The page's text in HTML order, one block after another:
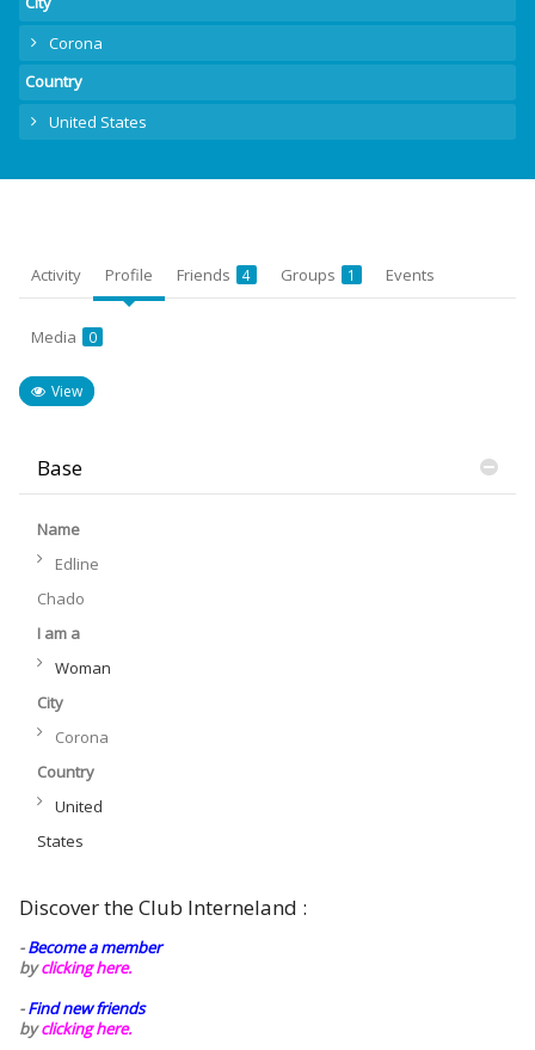
Corona
Country
United States
Activity Profile Friends 4 Groups 1 Events
Media 0
View
Base
Name
Edline
Chado
I am a
Woman
City
Corona
Country
United
States
Discover the Club Interneland :
-Become a member
byclicking here.
-Find new friends
byclicking here.